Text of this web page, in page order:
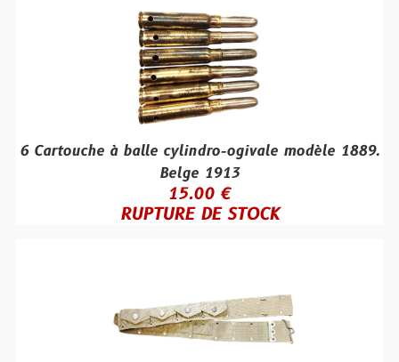
6 Cartouche à balle cylindro-ogivale modèle 1889.
Belge 1913
15.00 €
RUPTURE DE STOCK